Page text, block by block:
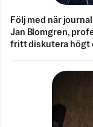
Följ med när
Jan Blomgren,
fritt diskutera högt